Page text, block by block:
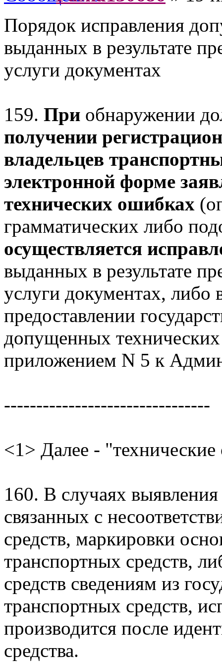
Порядок исправления
выданных в результате
услуги документах
159. При обнаружении
получении
владельцев
электронной форме
технических ошибках
грамматических либо
осуществляется
выданных в результате
услуги документах, либо
предоставлении
допущенных
приложением N 5 к
--------------------------------
<1> Далее -
160. В случаях
связанных с
средств, маркировки
транспортных средств,
средств сведениям из
транспортных средств,
производится после
средства.